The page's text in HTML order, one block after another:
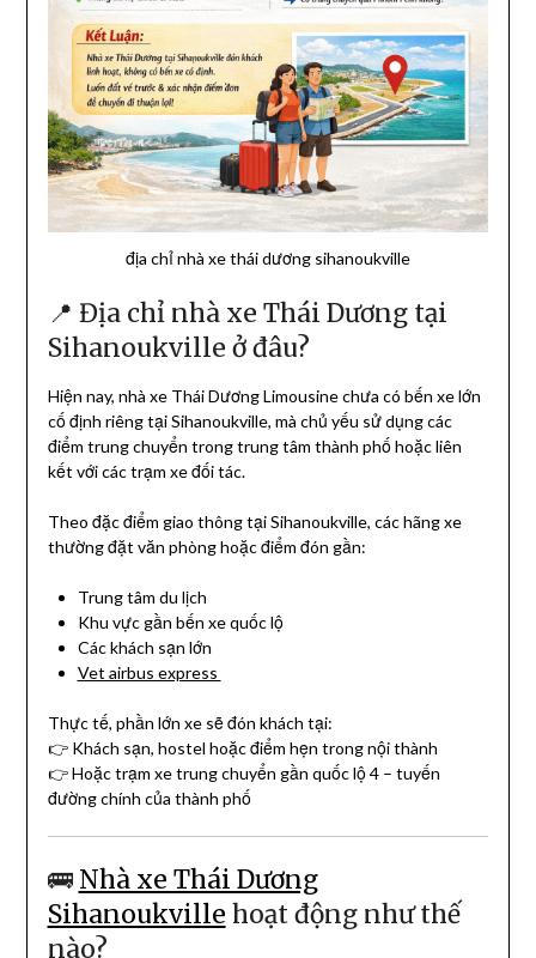
địa chỉ nhà xe thái dương sihanoukville
📍 Địa chỉ nhà xe Thái Dương tại
Sihanoukville ở đâu?
Hiện nay, nhà xe Thái Dương Limousine chưa có bến xe lớn
cố định riêng tạiSihanoukville, mà chủ yếu sử dụng các
điểm trung chuyển trong trung tâm thành phố hoặc liên
kết với các trạm xe đối tác.
Theo đặc điểm giao thông tại Sihanoukville, các hãng xe
thường đặt văn phòng hoặc điểm đón gần:
Trung tâm du lịch
Khu vực gần bến xe quốc lộ
Các khách sạn lớn
Vet airbus express
Thực tế, phần lớn xe sẽ đón khách tại:
👉 Khách sạn, hostel hoặc điểm hẹn trong nội thành
👉 Hoặc trạm xe trung chuyển gần quốc lộ 4 – tuyến
đường chính của thành phố
🚌 Nhà xe Thái Dương
Sihanoukville hoạt động như thế
nào?